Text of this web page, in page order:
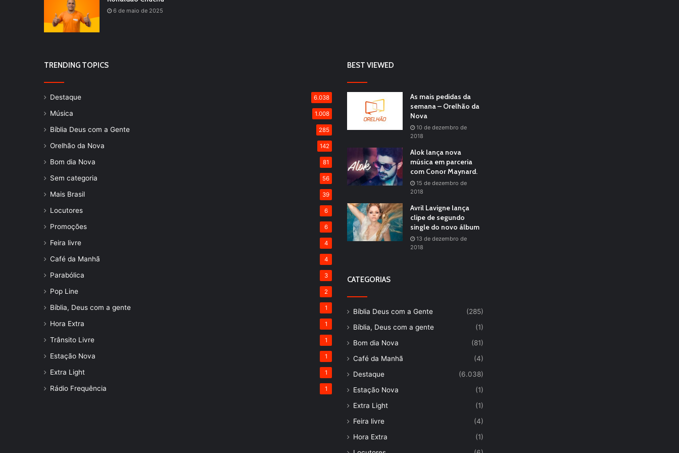
6 de maio de 2025
TRENDING TOPICS
Destaque 6.038
Música 1.008
Bíblia Deus com a Gente 285
Orelhão da Nova 142
Bom dia Nova 81
Sem categoria 56
Mais Brasil 39
Locutores 6
Promoções 6
Feira livre 4
Café da Manhã 4
Parabólica 3
Pop Line 2
Bíblia, Deus com a gente 1
Hora Extra 1
Trânsito Livre 1
Estação Nova 1
Extra Light 1
Rádio Frequência 1
BEST VIEWED
As mais pedidas da
semana – Orelhão da
Nova
10 de dezembro de
2018
Alok lança nova
música em parceria
com Conor Maynard.
15 de dezembro de
2018
Avril Lavigne lança
clipe de segundo
single do novo álbum
13 de dezembro de
2018
CATEGORIAS
Bíblia Deus com a Gente
(285)
Bíblia, Deus com a gente
(1)
Bom dia Nova
(81)
Café da Manhã
(4)
Destaque
(6.038)
Estação Nova
(1)
Extra Light
(1)
Feira livre
(4)
Hora Extra
(1)